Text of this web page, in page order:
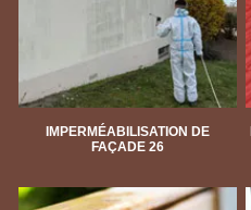
IMPERMÉABILISATION DE
FAÇADE 26